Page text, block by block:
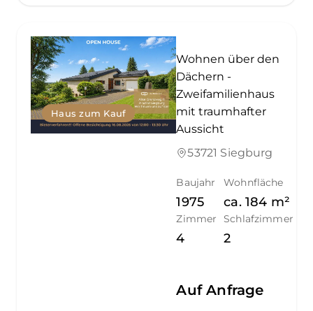
Haus zum Kauf
Wohnen über den
Dächern -
Zweifamilienhaus
mit traumhafter
Aussicht
53721 Siegburg
Baujahr
1975
Wohnfläche
ca. 184 m²
Zimmer
4
Schlafzimmer
2
Auf Anfrage